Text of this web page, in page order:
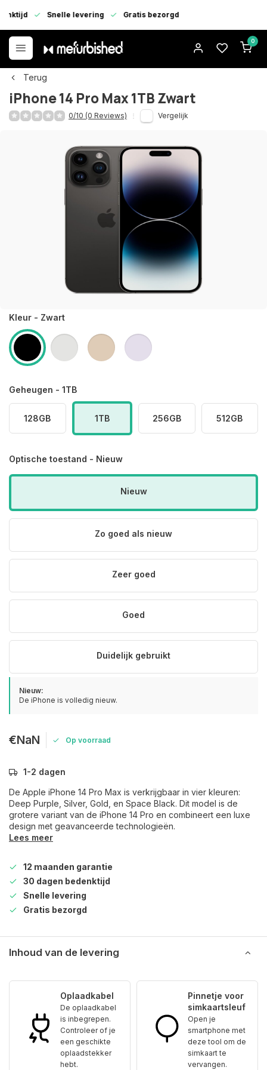
Snelle levering Gratis bezorgd
0
Terug
iPhone 14 Pro Max 1TB Zwart
0/10 (0 Reviews) Vergelijk
Kleur - Zwart
Geheugen - 1TB
128GB 1TB 256GB 512GB
Optische toestand - Nieuw
Nieuw
Zo goed als nieuw
Zeer goed
Goed
Duidelijk gebruikt
Nieuw:
De iPhone is volledig nieuw.
€NaN Op voorraad
1-2 dagen
De Apple iPhone 14 Pro Max is verkrijgbaar in vier kleuren:
Deep Purple, Silver, Gold, en Space Black. Dit model is de
grotere variant van de iPhone 14 Pro en combineert een luxe
design met geavanceerde technologieën.
Lees meer
12 maanden garantie
30 dagen bedenktijd
Snelle levering
Gratis bezorgd
Inhoud van de levering
Oplaadkabel
De oplaadkabel
is inbegrepen.
Controleer of je
een geschikte
oplaadstekker
hebt.
Pinnetje voor
simkaartsleuf
Open je
smartphone met
deze tool om de
simkaart te
vervangen.